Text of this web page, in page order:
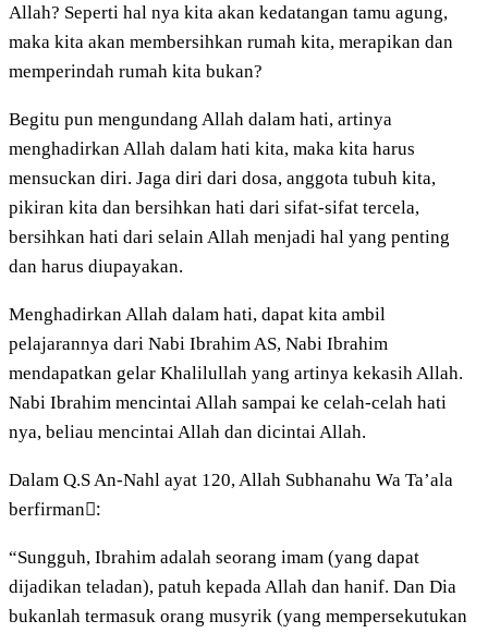
Allah? Seperti hal nya kita akan kedatangan tamu agung,
maka kita akan membersihkan rumah kita, merapikan dan
memperindah rumah kita bukan?
Begitu pun mengundang Allah dalam hati, artinya
menghadirkan Allah dalam hati kita, maka kita harus
mensuckan diri. Jaga diri dari dosa, anggota tubuh kita,
pikiran kita dan bersihkan hati dari sifat-sifat tercela,
bersihkan hati dari selain Allah menjadi hal yang penting
dan harus diupayakan.
Menghadirkan Allah dalam hati, dapat kita ambil
pelajarannya dari Nabi Ibrahim AS, Nabi Ibrahim
mendapatkan gelar Khalilullah yang artinya kekasih Allah.
Nabi Ibrahim mencintai Allah sampai ke celah-celah hati
nya, beliau mencintai Allah dan dicintai Allah.
Dalam Q.S An-Nahl ayat 120, Allah Subhanahu Wa Ta’ala
berfirman:َ
“Sungguh, Ibrahim adalah seorang imam (yang dapat
dijadikan teladan), patuh kepada Allah dan hanif. Dan Dia
bukanlah termasuk orang musyrik (yang mempersekutukan